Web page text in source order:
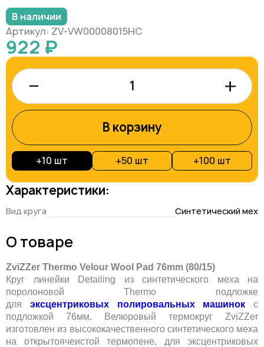
В наличии
Артикул: ZV-VW00008015HC
922 ₽
– +
В корзину
+10 шт +50 шт +100 шт
Характеристики:
Вид круга Синтетический мех
О товаре
ZviZZer Thermo Velour Wool Pad 76mm (80/15)
Круг линейки Detailing из синтетического меха на
поролоновой Thermo подложке
для эксцентриковых полировальных машинок с
подложкой 76мм.
Велюровый термокруг ZviZZer
изготовлен из высококачественного синтетического меха
на открытоячеистой термопене, для эксцентриковых